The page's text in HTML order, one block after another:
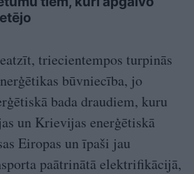
triecientempos turpinās
būvniecība, jo
bada draudiem, kuru
un Krievijas enerģētiskā
Eiropas un īpaši jau
paātrinātā elektrifikācijā,